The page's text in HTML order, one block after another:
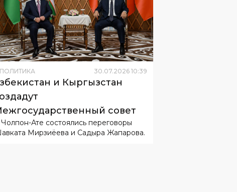
ПОЛИТИКА 30.07.2026 10:39
и Кыргызстан
совет
Ате состоялись переговоры